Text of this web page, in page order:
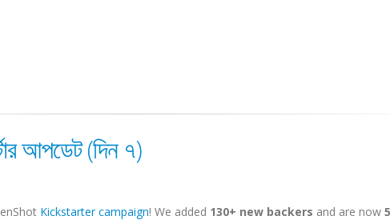
আপডেট (দিন ৭)
Kickstarter campaign! We added 130+ new backers and are now